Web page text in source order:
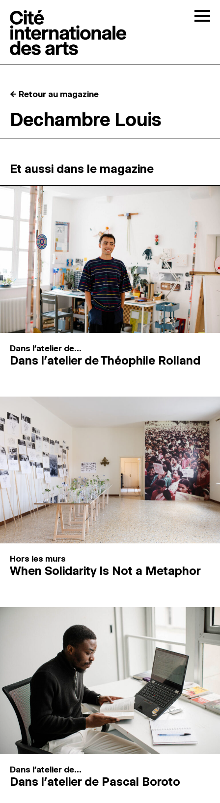
RÉSIDENCES ↓
ATELIERS OUVERTS
PROGRAMMATION
MAGAZINE
ESPACES DE PRATIQUE ARTISTIQUE ↓
Recherche
Connexion
← Retour au magazine
Dechambre Louis
Et aussi dans le magazine
Dans l'atelier de...
Dans l’atelier de Théophile Rolland
Hors les murs
When Solidarity Is Not a Metaphor
Dans l'atelier de...
Dans l’atelier de Pascal Boroto